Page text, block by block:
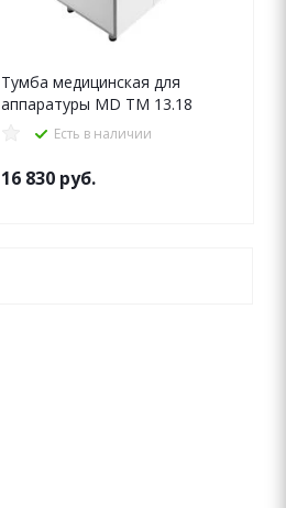
Тумба медицинская для
аппаратуры MD ТМ 13.18
Есть в наличии
16 830 руб.